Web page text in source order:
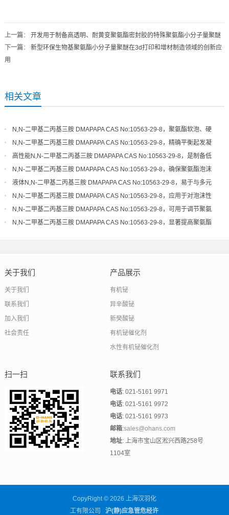
上一篇： 开发用于制备高透明、耐黄变聚氨酯密封胶的特殊聚氨酯小分子量聚醚
下一篇： 新型环保生物基聚氨酯小分子量聚醚在3d打印和增材制造领域的创新应
用
相关文章
N,N-二甲基二丙基三胺 DMAPAPA CAS No:10563-29-8，聚氨酯软泡、硬
泡体系的高效平衡催化剂
N,N-二甲基二丙基三胺 DMAPAPA CAS No:10563-29-8，精确平衡起发凝
胶速率，优化泡沫结构细度
高性能N,N-二甲基二丙基三胺 DMAPAPA CAS No:10563-29-8，是制备低
气味、高品质聚氨酯的关键
N,N-二甲基二丙基三胺 DMAPAPA CAS No:10563-29-8，确保聚氨酯泡沫
具有良好的尺寸稳定性和回弹性
液体N,N-二甲基二丙基三胺 DMAPAPA CAS No:10563-29-8，易于与多元
醇混合，催化活性稳定可靠
N,N-二甲基二丙基三胺 DMAPAPA CAS No:10563-29-8，应用于对泡沫性
能和环保性有严格要求的领域
N,N-二甲基二丙基三胺 DMAPAPA CAS No:10563-29-8，可用于调节聚氨
酯体系的起发和凝胶活性
N,N-二甲基二丙基三胺 DMAPAPA CAS No:10563-29-8，显著提高聚氨酯
关于我们
关于我们
联系我们
加入我们
社会责任
产品展示
有机铋
异辛酸铋
新癸酸铋
有机铋催化剂
水性有机铋催化剂
扫一扫 联系我们
电话: 021-5161 9971
电话: 021-5161 9972
电话: 021-5161 9973
邮箱:sales@ohans.com
地址: 上海市宝山区淞兴西路258号
1104室
CopyRight © 2026 上海汉羽化
工有限公司
沪(静)应急管危经许